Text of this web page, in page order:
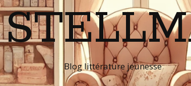
Blog littérature jeunesse